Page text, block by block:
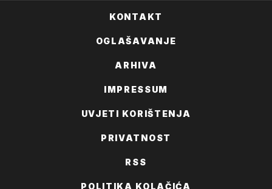
KONTAKT
OGLAŠAVANJE
ARHIVA
IMPRESSUM
UVJETI KORIŠTENJA
PRIVATNOST
RSS
POLITIKA KOLAČIĆA